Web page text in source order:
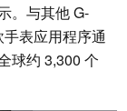
。与其他 G-
表应用程序通
球约 3,300 个